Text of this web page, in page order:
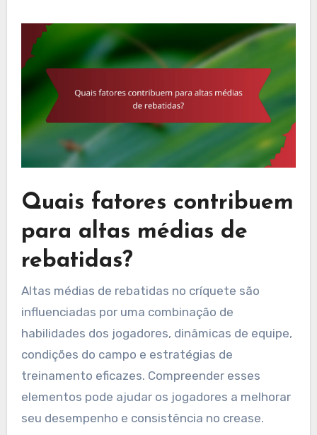
Quais fatores contribuem
para altas médias de
rebatidas?
Altas médias de rebatidas no críquete são
influenciadas por uma combinação de
habilidades dos jogadores, dinâmicas de equipe,
condições do campo e estratégias de
treinamento eficazes. Compreender esses
elementos pode ajudar os jogadores a melhorar
seu desempenho e consistência no crease.